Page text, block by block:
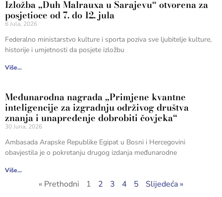
Izložba „Duh Malrauxa u Sarajevu“ otvorena za
posjetioce od 7. do 12. jula
6 Jula, 2026
Federalno ministarstvo kulture i sporta poziva sve ljubitelje kulture,
historije i umjetnosti da posjete izložbu
Više...
Međunarodna nagrada „Primjene kvantne
inteligencije za izgradnju održivog društva
znanja i unapređenje dobrobiti čovjeka“
30 Juna, 2026
Ambasada Arapske Republike Egipat u Bosni i Hercegovini
obavjestila je o pokretanju drugog izdanja međunarodne
Više...
« Prethodni 1 2 3 4 5 Slijedeća »